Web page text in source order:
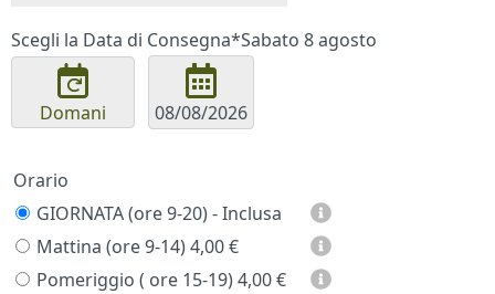
Scegli la Data di Consegna*Sabato 8 agosto
Domani
Orario
GIORNATA (ore 9-20) - Inclusa
Mattina (ore 9-14) 4,00 €
Pomeriggio ( ore 15-19) 4,00 €